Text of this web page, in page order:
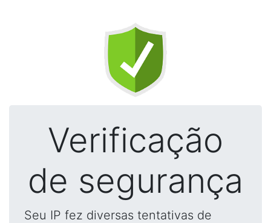
Verificação
de segurança
Seu IP fez diversas tentativas de